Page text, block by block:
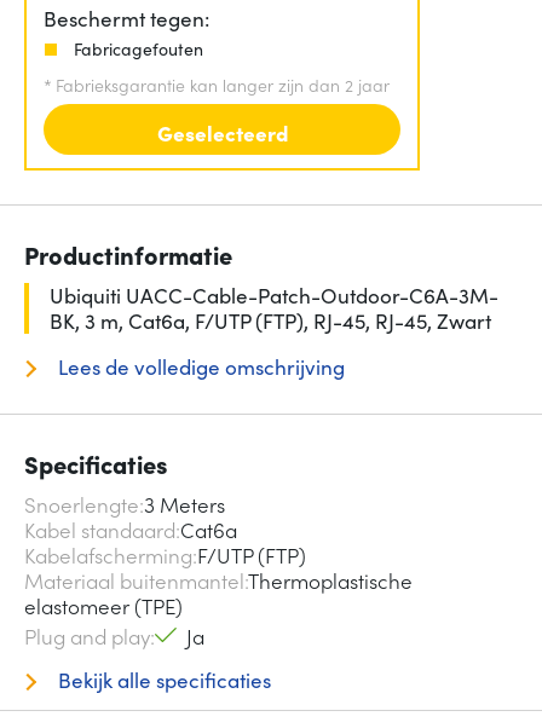
Beschermt tegen:
Fabricagefouten
* Fabrieksgarantie kan langer zijn dan 2 jaar
Geselecteerd
Productinformatie
Ubiquiti UACC-Cable-Patch-Outdoor-C6A-3M-
BK, 3 m, Cat6a, F/UTP (FTP), RJ-45, RJ-45, Zwart
Lees de volledige omschrijving
Specificaties
Snoerlengte 3 Meters
Kabel standaard Cat6a
Kabelafscherming F/UTP (FTP)
Materiaal buitenmantelThermoplastische
elastomeer (TPE)
Plug and play
Ja
Bekijk alle specificaties